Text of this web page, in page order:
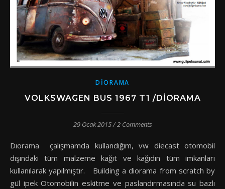
DIORAMA
VOLKSWAGEN BUS 1967 T1 /DIORAMA
29 Ocak 2015/2 Comments
Dıorama çalışmamda kullandığım, vw diecast otomobil
dışındaki tüm malzeme kağıt ve kağıdın tüm imkanları
kullanılarak yapılmıştır. Building a diorama from scratch by
gül ipek Otomobilin eskitme ve paslandırmasında su bazlı